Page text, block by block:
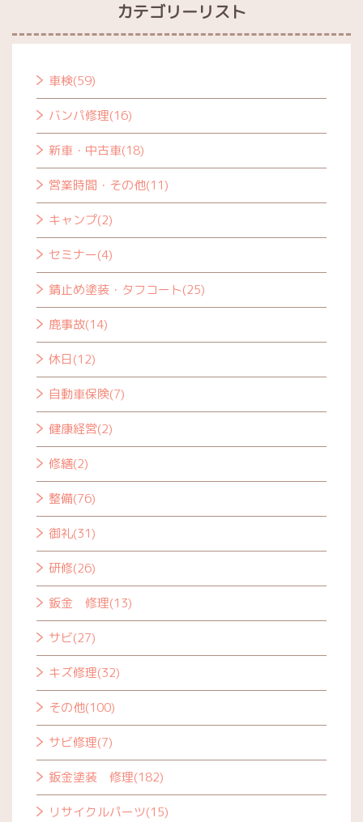
カテゴリーリスト
車検(59)
バンパ修理(16)
新車・中古車(18)
営業時間・その他(11)
キャンプ(2)
セミナー(4)
錆止め塗装・タフコート(25)
鹿事故(14)
休日(12)
自動車保険(7)
健康経営(2)
修繕(2)
整備(76)
御礼(31)
研修(26)
鈑金 修理(13)
サビ(27)
キズ修理(32)
その他(100)
サビ修理(7)
鈑金塗装 修理(182)
リサイクルパーツ(15)